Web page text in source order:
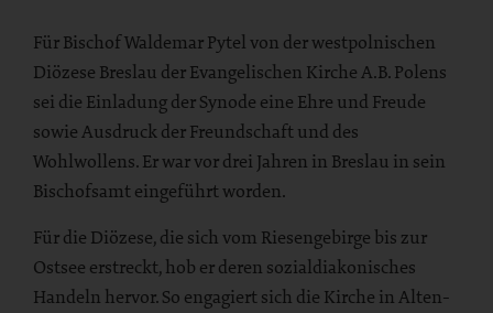
Für Bischof Waldemar Pytel von der westpolnischen
Diözese Breslau der Evangelischen Kirche A.B. Polens
sei die Einladung der Synode eine Ehre und Freude
sowie Ausdruck der Freundschaft und des
Wohlwollens. Er war vor drei Jahren in Breslau in sein
Bischofsamt eingeführt worden.
Für die Diözese, die sich vom Riesengebirge bis zur
Ostsee erstreckt, hob er deren sozialdiakonisches
Handeln hervor. So engagiert sich die Kirche in Alten-